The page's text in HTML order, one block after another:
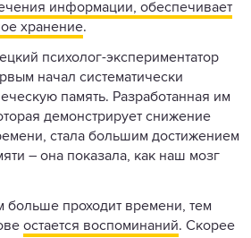
информации, обеспечивает
хранение.
психолог-экспериментатор
начал систематически
память. Разработанная им
демонстрирует снижение
стала большим достижением
– она показала, как наш мозг
больше проходит времени, тем
остается воспоминаний. Скорее